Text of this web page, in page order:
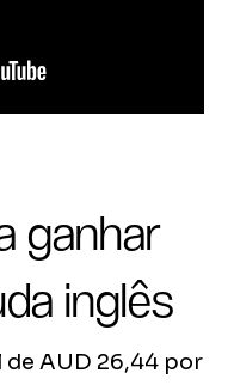
ganhar
inglês
AUD 26,44 por